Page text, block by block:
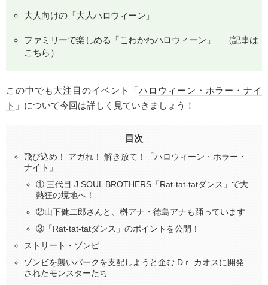
大人向けの「大人ハロウィーン」
ファミリーで楽しめる「こわかわハロウィーン」 （記事は
こちら ）
この中でも大注目のイベント「ハロウィーン・ホラー・ナイ
ト 」について今回は詳しく見ていきましょう！
目次
飛び込め！ アガれ！ 解き放て！「ハロウィーン・ホラー・
ナイト」
① 三代目 J SOUL BROTHERS「Rat-tat-tatダンス」で大
熱狂の境地へ！
②山下健二郎さんと、桝アナ・徳島アナも踊っています
③「Rat-tat-tatダンス」のポイントを公開！
ストリート・ゾンビ
ゾンビを襲いパークを支配しようと企む Dｒ.カオスに開発
されたモンスターたち